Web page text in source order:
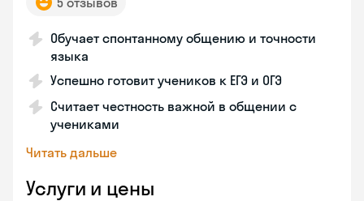
Обучает спонтанному общению и точности
языка
Успешно готовит учеников к ЕГЭ и ОГЭ
Считает честность важной в общении с
учениками
Читать дальше
Услуги и цены